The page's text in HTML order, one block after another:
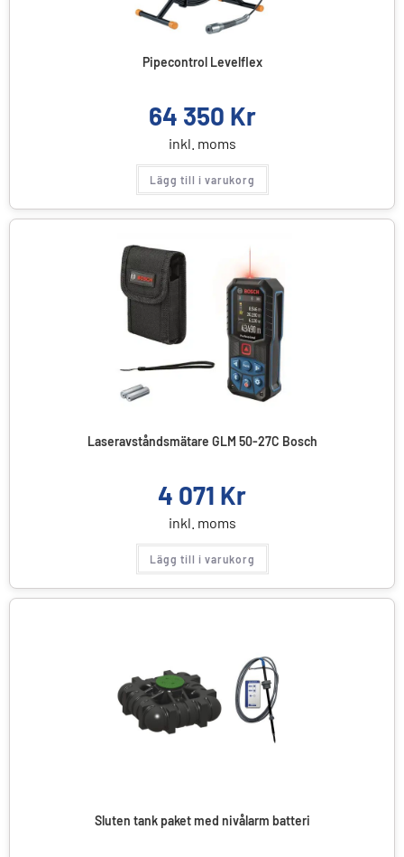
Pipecontrol Levelflex
64 350 Kr
inkl. moms
Lägg till i varukorg
Laseravståndsmätare GLM 50-27C Bosch
4 071 Kr
inkl. moms
Lägg till i varukorg
Sluten tank paket med nivålarm batteri